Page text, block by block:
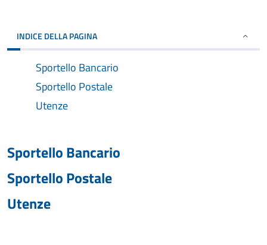
INDICE DELLA PAGINA
Sportello Bancario
Sportello Postale
Utenze
Sportello Bancario
Sportello Postale
Utenze